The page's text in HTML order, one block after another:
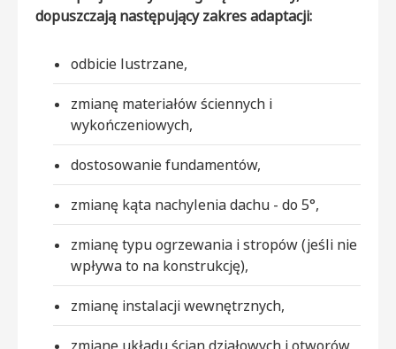
dopuszczają następujący zakres adaptacji:
odbicie lustrzane,
zmianę materiałów ściennych i
wykończeniowych,
dostosowanie fundamentów,
zmianę kąta nachylenia dachu - do 5°,
zmianę typu ogrzewania i stropów (jeśli nie
wpływa to na konstrukcję),
zmianę instalacji wewnętrznych,